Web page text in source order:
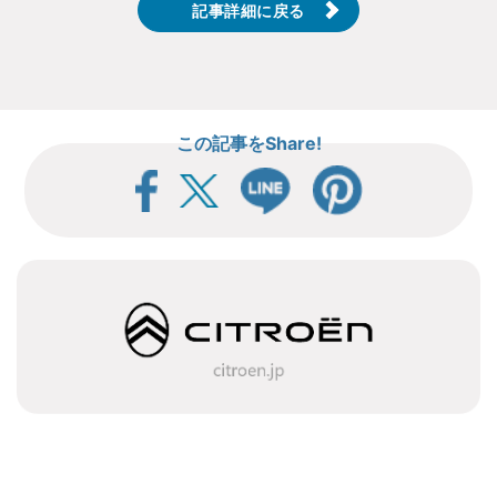
記事詳細に戻る
この記事をShare!